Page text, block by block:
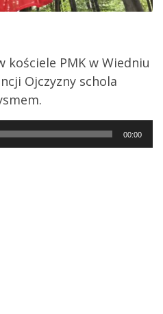
kościele PMK w Wiedniu
Ojczyzny schola
00:00